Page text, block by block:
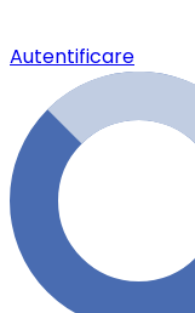
Autentificare